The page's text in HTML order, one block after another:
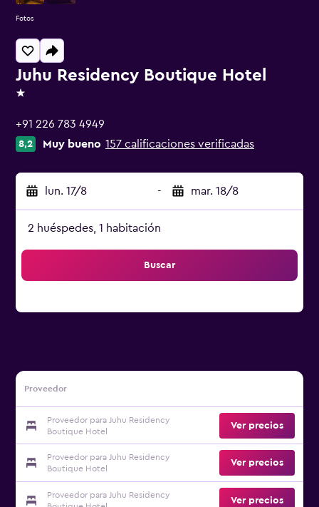
Juhu Residency Boutique Hotel
1 estrella
+91 226 783 4949
8,2 Muy bueno 157 calificaciones verificadas
lun. 17/8 - mar. 18/8
2 huéspedes, 1 habitación
Buscar
Proveedor
Proveedor para Juhu Residency
Boutique Hotel
Ver precios
Proveedor para Juhu Residency
Boutique Hotel
Ver precios
Proveedor para Juhu Residency
Ver precios
Fotos